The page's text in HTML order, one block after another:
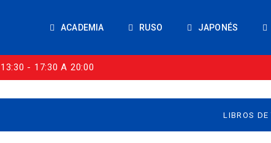
ACADEMIA RUSO JAPONÉS
- 17:30 A 20:00